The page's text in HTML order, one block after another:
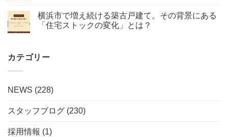
横浜市で増え続ける築古戸建て。その背景にある
「住宅ストックの変化」とは？
カテゴリー
NEWS (228)
スタッフブログ (230)
採用情報 (1)